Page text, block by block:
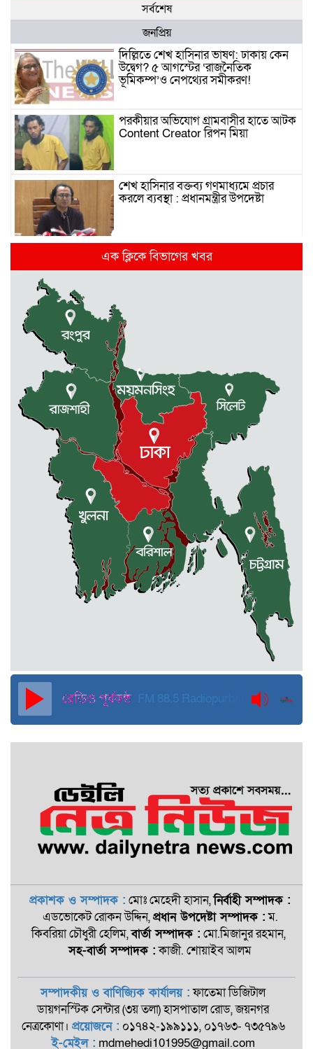
সর্বশেষ
জনপ্রিয়
দিল্লিতে শেখ হাসিনার ভাষণ: ঢাকায় কেন
উদ্বেগ? ৫ আগস্টের ‘রাজনৈতিক
ভূমিকম্প’ও নেপথ্যের সমীকরণ!
পরকীয়ার অভিযোগ গ্রামবাসীর হাতে আটক
Content Creator রিপন মিয়া
শেখ হাসিনার বক্তব্য গণমাধ্যমে প্রচার
করলে ব্যবস্থা : প্রধানমন্ত্রীর উপদেষ্টা
দিল্লিতে হাসিনার গণমাধ্যমে ভাষণ নিয়ে যা
বলছে ভারত
রাজধানীর তিন ক্যাম্পাসে ছাত্রদল-
ছাত্রশিবির দফায় দফায় সংঘর্ষ
সরকারের ফ্যামিলি কার্ড কার্যক্রম
বাস্তবায়নে ব্যয় ২০০০ কোটি টাকা
মোহনগঞ্জে কর্মস্থলেই অসুস্থ- রক্তবমির পর
প্রাণ গেল স্বাস্থ্য কর্মকর্তার
কুড়িগ্রামে বন্যাদুর্গতদের জন্য বরাদ্দকৃত
৩০ মেট্রিক টন চাল,একমুঠোও জোটেনি
ক্ষতিগ্রস্ত মানুষের ভাগ্যে
জুলাই ব্যবসা ও হাদি ব্যবসা চালু রাখতে
হবে: মাহমুদা মিতু
দুবাইয়ে কারাগার থেকে মুক্তি পেয়েছেন
পুলিশের সাবেক মহাপরিদর্শক বেনজীর
আহমেদ
এক ক্লিকে বিভাগের খবর
FM 88.5 Radiopurbakantho
প্রকাশক ও সম্পাদক : মোঃ মেহেদী হাসান,নির্বাহী সম্পাদক :
এডভোকেট রোকন ‍উদ্দিন,প্রধান উপদেষ্টা সম্পাদক :ম.
কিবরিয়া চৌধুরী হেলিম,বার্তা সম্পাদক : মো.মিজানুর রহমান,
সহ-বার্তা সম্পাদক :কাজী. শোয়াইব আলম
সম্পাদকীয় ও বাণিজ্যিক কার্যালয় :ফাতেমা ডিজিটাল
ডায়গনস্টিক সেন্টার (৩য় তলা) হাসপাতাল রোড, জয়নগর
নেত্রকোণা। প্রয়োজনে : ০১৭৪২-১৯৯১১১, ০১৭৬৩- ৭৩৫৭৯৬
ই-মেইল : mdmehedi101995@gmail.com